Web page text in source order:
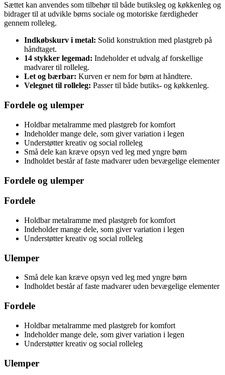
Sættet kan anvendes som tilbehør til både butiksleg og køkkenleg og
bidrager til at udvikle børns sociale og motoriske færdigheder
gennem rolleleg.
Indkøbskurv i metal: Solid konstruktion med plastgreb på
håndtaget.
14 stykker legemad: Indeholder et udvalg af forskellige
madvarer til rolleleg.
Let og bærbar: Kurven er nem for børn at håndtere.
Velegnet til rolleleg: Passer til både butiks- og køkkenleg.
Fordele og ulemper
Holdbar metalramme med plastgreb for komfort
Indeholder mange dele, som giver variation i legen
Understøtter kreativ og social rolleleg
Små dele kan kræve opsyn ved leg med yngre børn
Indholdet består af faste madvarer uden bevægelige elementer
Fordele og ulemper
Fordele
Holdbar metalramme med plastgreb for komfort
Indeholder mange dele, som giver variation i legen
Understøtter kreativ og social rolleleg
Ulemper
Små dele kan kræve opsyn ved leg med yngre børn
Indholdet består af faste madvarer uden bevægelige elementer
Fordele
Holdbar metalramme med plastgreb for komfort
Indeholder mange dele, som giver variation i legen
Understøtter kreativ og social rolleleg
Ulemper